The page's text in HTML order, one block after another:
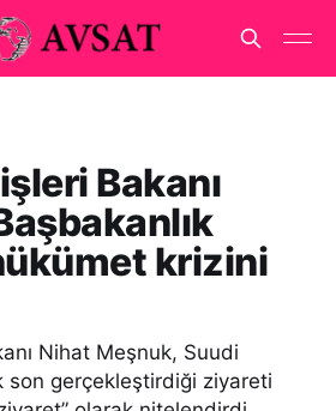
Bakanı
krizini
Nihat Meşnuk, Suudi
son gerçekleştirdiği ziyareti